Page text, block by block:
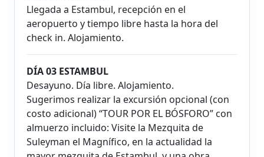
Llegada a Estambul, recepción en el
aeropuerto y tiempo libre hasta la hora del
check in. Alojamiento.
DÍA 03 ESTAMBUL
Desayuno. Día libre. Alojamiento.
Sugerimos realizar la excursión opcional (con
costo adicional) “TOUR POR EL BÓSFORO” con
almuerzo incluido: Visite la Mezquita de
Suleyman el Magnífico, en la actualidad la